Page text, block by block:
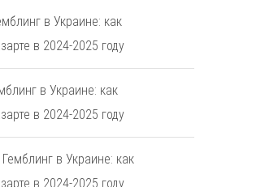
в Украине: как
в 2024-2025 году
в Украине: как
в 2024-2025 году
Гемблинг в Украине: как
в 2024-2025 году